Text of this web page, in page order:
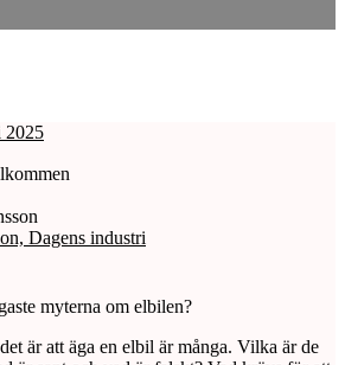
2025
Dagens industri
myterna om elbilen?
är att äga en elbil är många. Vilka är de